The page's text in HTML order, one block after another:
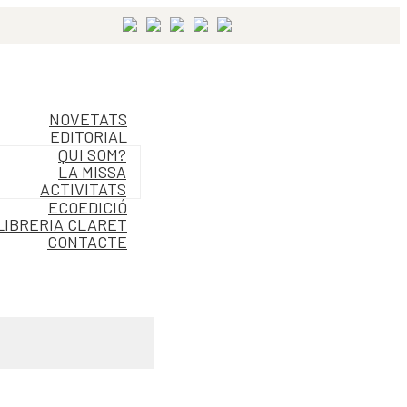
NOVETATS
EDITORIAL
QUI SOM?
LA MISSA
ACTIVITATS
ECOEDICIÓ
CLARET
CONTACTE